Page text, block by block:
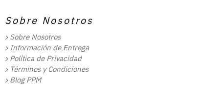
Sobre Nosotros
Sobre Nosotros
Información de Entrega
Política de Privacidad
Términos y Condiciones
Blog PPM